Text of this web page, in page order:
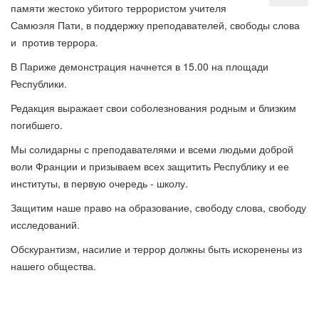
памяти жестоко убитого террористом учителя
Самюэля Пати, в поддержку преподавателей, свободы слова
и против террора.
В Париже демонстрация начнется в 15.00 на площади
Республики.
Редакция выражает свои соболезнования родным и близким
погибшего.
Мы солидарны с преподавателями и всеми людьми доброй
воли Франции и призываем всех защитить Республику и ее
институты, в первую очередь - школу.
Защитим наше право на образование, свободу слова, свободу
исследований.
Обскурантизм, насилие и террор должны быть искоренены из
нашего общества.